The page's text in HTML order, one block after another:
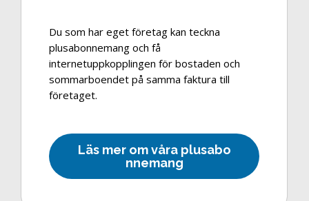
Du som har eget företag kan teckna
plusabonnemang och få
internetuppkopplingen för bostaden och
sommarboendet på samma faktura till
företaget.
Läs mer omvåra plusabo
nnemang